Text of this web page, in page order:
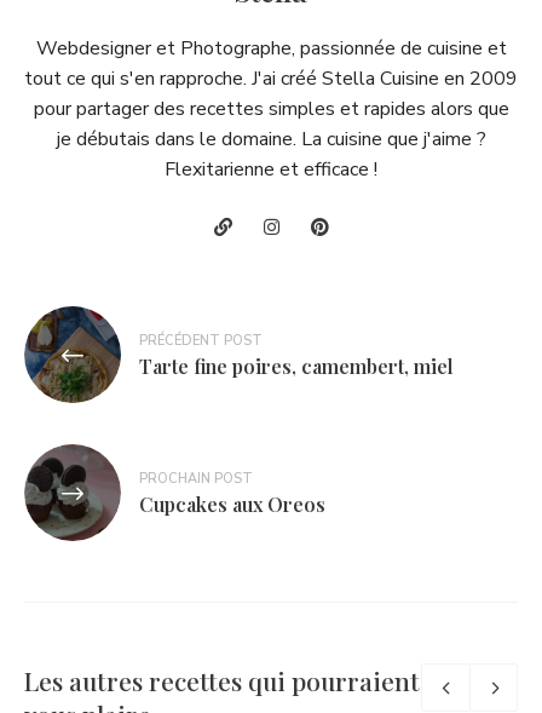
Webdesigner et Photographe, passionnée de cuisine et
tout ce qui s'en rapproche. J'ai créé Stella Cuisine en 2009
pour partager des recettes simples et rapides alors que
je débutais dans le domaine. La cuisine que j'aime ?
Flexitarienne et efficace !
Navigation
de
l’article
PRÉCÉDENT POST
Tarte fine poires, camembert, miel
PROCHAIN POST
Cupcakes aux Oreos
Les autres recettes qui pourraient